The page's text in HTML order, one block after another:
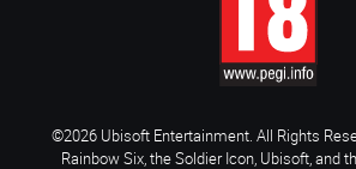
©2026 Ubisoft Entertainment. All Rights
Rainbow Six, the Soldier Icon, Ubisoft, and